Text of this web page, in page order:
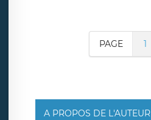
PAGE 1
A PROPOS DE L'AUTEUR